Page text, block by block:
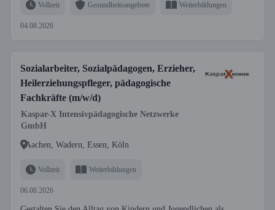
Vollzeit Gesundheitsangebote Weiterbildungen
04.08.2026
Sozialarbeiter, Sozialpädagogen, Erzieher,
Heilerziehungspfleger, pädagogische
Fachkräfte (m/w/d)
Kaspar-X Intensivpädagogische Netzwerke
GmbH
Aachen, Wadern, Essen, Köln
Vollzeit Weiterbildungen
06.08.2026